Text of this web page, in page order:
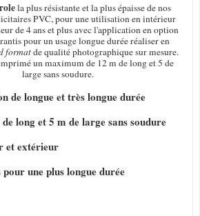
la plus résistante et la plus épaisse de nos
PVC, pour une utilisation en intérieur
de 4 ans et plus avec l'application en option
pour un usage longue durée réaliser en
formatde qualité photographique sur mesure.
un maximum de 12 m de long et 5 de
large sans soudure.
de longue et très longue durée
long et 5 m de large sans soudure
et extérieur
une plus longue durée